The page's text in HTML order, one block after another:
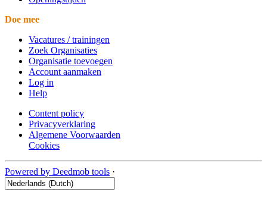
Doe mee
Vacatures / trainingen
Zoek Organisaties
Organisatie toevoegen
Account aanmaken
Log in
Help
Content policy
Privacyverklaring
Algemene Voorwaarden
Cookies
Powered by Deedmob tools ·